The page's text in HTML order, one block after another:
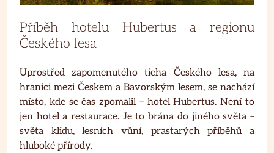
Příběh hotelu Hubertus a regionu
Českého lesa
Uprostřed zapomenutého ticha Českého lesa, na
hranici mezi Českem a Bavorským lesem, se nachází
místo, kde se čas zpomalil – hotel Hubertus. Není to
jen hotel a restaurace. Je to brána do jiného světa –
světa klidu, lesních vůní, prastarých příběhů a
hluboké přírody.